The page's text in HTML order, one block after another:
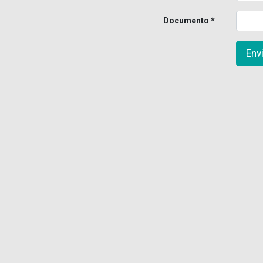
Documento